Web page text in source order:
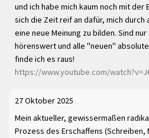
und ich habe mich kaum noch mit der
sich die Zeit reif an dafür, mich durch
eine neue Meinung zu bilden. Sind
hörenswert und alle "neuen"
finde ich es raus!
https://www.youtube.com/
27 Oktober 2025
Mein aktueller, gewissermaßen
Prozess des Erschaffens (Schreiben,